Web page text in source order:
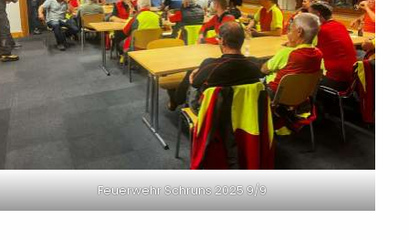
Feuerwehr Schruns 2025 9/9